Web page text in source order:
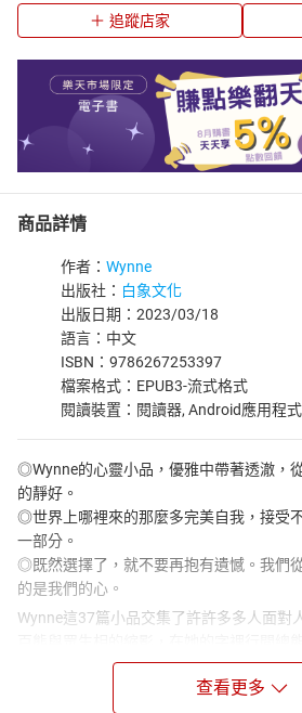
追蹤店家
商品詳情
作者： Wynne
出版社： 白象文化
出版日期：2023/03/18
語言：中文
ISBN：9786267253397
檔案格式：EPUB3-流式格式
閱讀裝置：閱讀器, Android應用程
◎Wynne的心靈小品，優雅中帶著透澈，
的靜好。
◎世界上哪裡來的那麼多完美自我，接受
一部分。
◎既然選擇了，就不要再抱有遺憾。我們
的是我們的心。
Wynne這37篇小品交集了許許多多人面對
書中一篇篇文字的背後都在說明它最底限
道，與此生唯一確定與你相伴的人──你自
查看更多